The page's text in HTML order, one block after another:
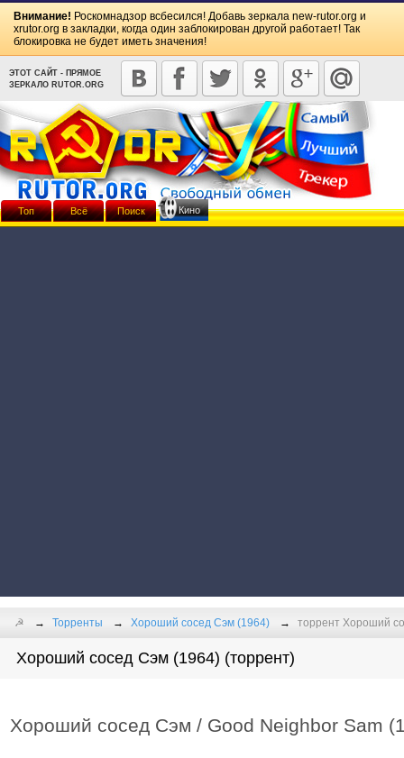
Внимание! Роскомнадзор всбесился! Добавь зеркала new-rutor.org и
xrutor.org в закладки, когда один заблокирован другой работает! Так
блокировка не будет иметь значения!
ЭТОТ САЙТ - ПРЯМОЕ
ЗЕРКАЛО RUTOR.ORG
☭ Торренты Хороший сосед Сэм (1964) торрент Хороший
Хороший сосед Сэм (1964) (торрент)
Хороший сосед Сэм / Good Neighbor Sam